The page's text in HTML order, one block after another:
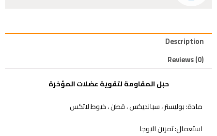
Description
Reviews (0)
حبل المقاومة لتقوية عضلات المؤخرة
مادة: بوليستر ، سبانديكس ، قطن ، خيوط لاتكس
استعمال: تمرين اليوجا